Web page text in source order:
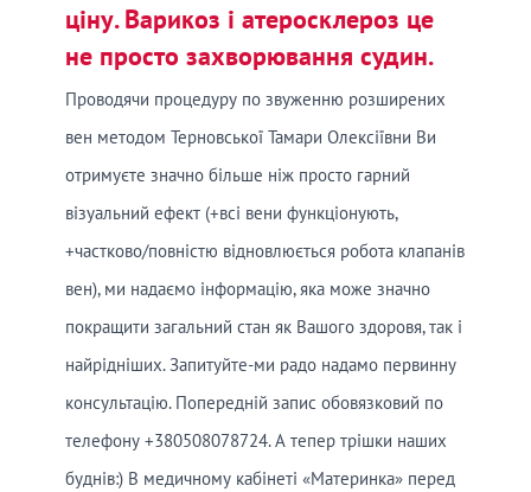
ціну. Варикоз і атеросклероз це
не просто захворювання судин.
Проводячи процедуру по звуженню розширених
вен методом Терновської Тамари Олексіївни Ви
отримуєте значно більше ніж просто гарний
візуальний ефект (+всі вени функціонують,
+частково/повністю відновлюється робота клапанів
вен), ми надаємо інформацію, яка може значно
покращити загальний стан як Вашого здоровя, так і
найрідніших. Запитуйте-ми радо надамо первинну
консультацію. Попередній запис обовязковий по
телефону +380508078724. А тепер трішки наших
буднів:) В медичному кабінеті «Материнка» перед